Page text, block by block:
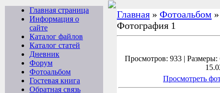
Главная страница
Информация о
сайте
Каталог файлов
Каталог статей
Дневник
Форум
Фотоальбом
Гостевая книга
Обратная связь
Главная » Фотоальбом
Фотография 1
Просмотров: 933 |
Просмотреть